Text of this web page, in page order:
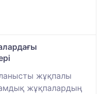
жұқпалы
жұқпалардың